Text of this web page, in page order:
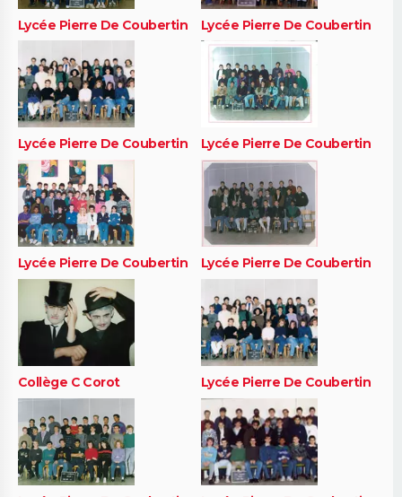
Lycée Pierre De Coubertin Lycée Pierre De Coubertin
Lycée Pierre De Coubertin Lycée Pierre De Coubertin
Lycée Pierre De Coubertin Lycée Pierre De Coubertin
Collège C Corot Lycée Pierre De Coubertin